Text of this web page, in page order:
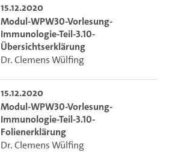
15.12.2020
Modul-WPW30-Vorlesung-
Immunologie-Teil-3.10-
Übersichtserklärung
Dr. Clemens Wülfing
15.12.2020
Modul-WPW30-Vorlesung-
Immunologie-Teil-3.10-
Folienerklärung
Dr. Clemens Wülfing